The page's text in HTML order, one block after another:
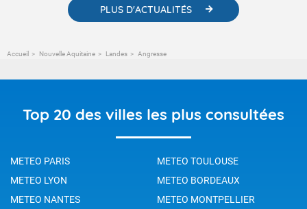
PLUS D'ACTUALITÉS
Accueil Nouvelle Aquitaine Landes Angresse
Top 20 des villes les plus consultées
METEO PARIS
METEO TOULOUSE
METEO LYON
METEO BORDEAUX
METEO NANTES
METEO MONTPELLIER